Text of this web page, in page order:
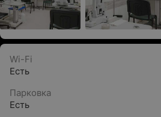
Wi-Fi
Есть
Парковка
Есть